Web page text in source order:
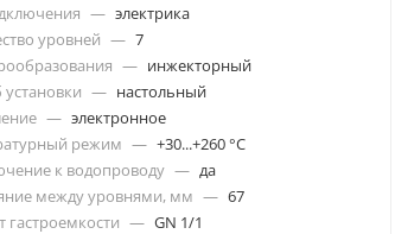
— электрика
уровней — 7
— инжекторный
— настольный
— электронное
режим — +30...+260 °C
к водопроводу — да
между уровнями, мм — 67
гастроемкости — GN 1/1